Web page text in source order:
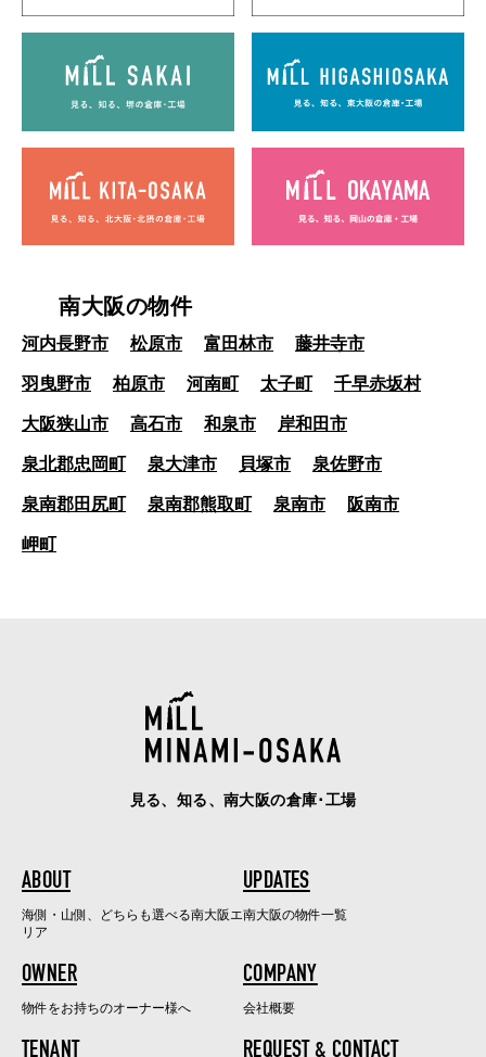
南大阪の物件
河内長野市 松原市 富田林市 藤井寺市
羽曳野市 柏原市 河南町 太子町 千早赤坂村
大阪狭山市 高石市 和泉市 岸和田市
泉北郡忠岡町 泉大津市 貝塚市 泉佐野市
泉南郡田尻町 泉南郡熊取町 泉南市 阪南市
岬町
見る、知る、南大阪の倉庫･工場
ABOUT
海側・山側、どちらも選べる南大阪エ
リア
UPDATES
南大阪の物件一覧
OWNER
物件をお持ちのオーナー様へ
COMPANY
会社概要
TENANT REQUEST & CONTACT